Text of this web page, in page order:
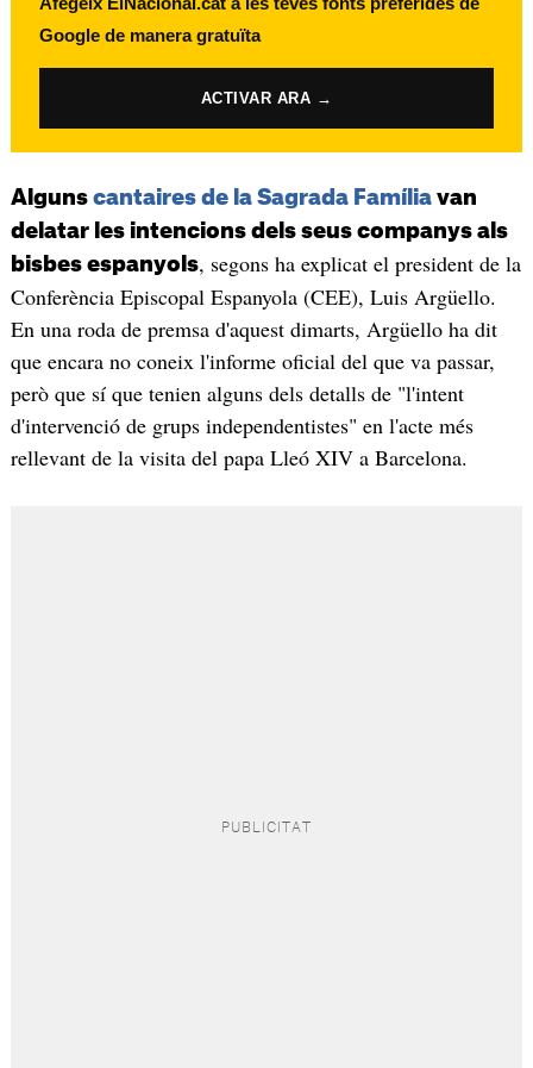
Google de manera gratuïta
ACTIVAR ARA →
Alguns cantaires de la Sagrada Famíliavan
delatar les intencions dels seus companys als
bisbes espanyols, segons ha explicat el president de la
Conferència Episcopal Espanyola (CEE), Luis Argüello.
En una roda de premsa d'aquest dimarts, Argüello ha dit
que encara no coneix l'informe oficial del que va passar,
però que sí que tenien alguns dels detalls de "l'intent
d'intervenció de grups independentistes" en l'acte més
rellevant de la visita del papa Lleó XIV a Barcelona.